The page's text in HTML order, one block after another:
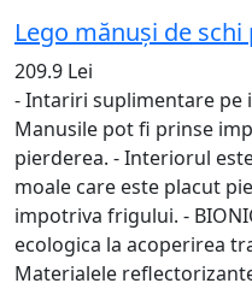
Lego mănuși de
209.9 Lei
- Intariri suplimentare pe
Manusile pot fi prinse
pierderea. - Interiorul
moale care este placut
impotriva frigului. -
ecologica la acoperirea
Materialele